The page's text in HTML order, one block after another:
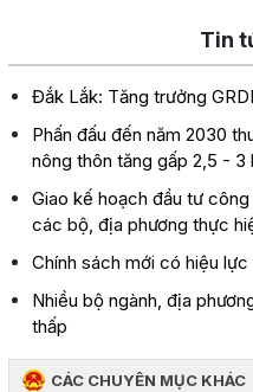
Tin
Đắk Lắk: Tăng trưởng
Phấn đấu đến năm 2030
nông thôn tăng gấp 2,5 - 3
Giao kế hoạch đầu tư
các bộ, địa phương thực
Chính sách mới có hiệu
Nhiều bộ ngành, địa
thấp
CÁC CHUYÊN MỤC KHÁC